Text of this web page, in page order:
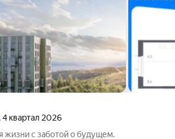
, 4 квартал 2026
жизни с заботой о будущем.